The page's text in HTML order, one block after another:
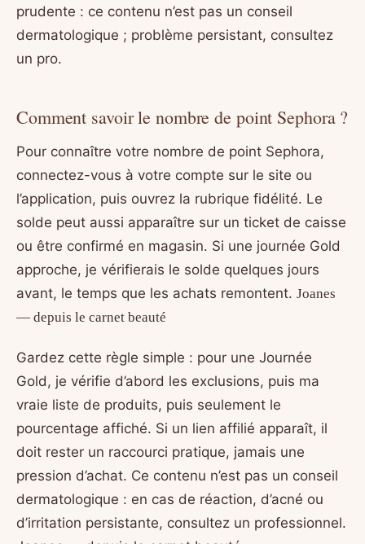
prudente : ce contenu n’est pas un conseil
dermatologique ; problème persistant, consultez
un pro.
Comment savoir le nombre de point Sephora ?
Pour connaître votre nombre de point Sephora,
connectez-vous à votre compte sur le site ou
l’application, puis ouvrez la rubrique fidélité. Le
solde peut aussi apparaître sur un ticket de caisse
ou être confirmé en magasin. Si une journée Gold
approche, je vérifierais le solde quelques jours
avant, le temps que les achats remontent. Joanes
— depuis le carnet beauté
Gardez cette règle simple : pour une Journée
Gold, je vérifie d’abord les exclusions, puis ma
vraie liste de produits, puis seulement le
pourcentage affiché. Si un lien affilié apparaît, il
doit rester un raccourci pratique, jamais une
pression d’achat. Ce contenu n’est pas un conseil
dermatologique : en cas de réaction, d’acné ou
d’irritation persistante, consultez un professionnel.